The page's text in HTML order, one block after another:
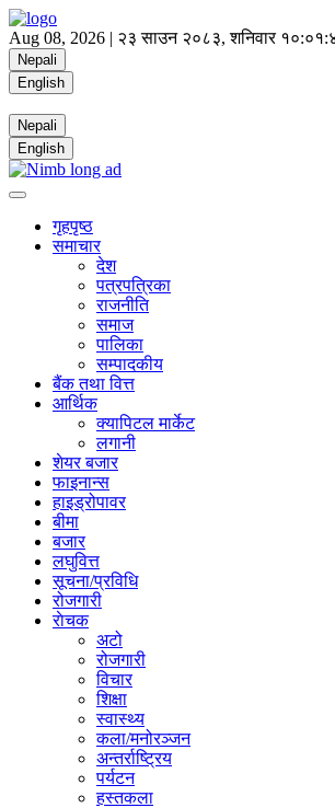
Aug 08, 2026 | २३ साउन २०८३, शनिवार
Nepali
English
Nepali
English
गृहपृष्ठ
समाचार
देश
पत्रपत्रिका
राजनीति
समाज
पालिका
सम्पादकीय
बैंक तथा वित्त
आर्थिक
क्यापिटल मार्केट
लगानी
शेयर बजार
फाइनान्स
हाइड्रोपावर
बीमा
बजार
लघुवित्त
सूचना/प्रविधि
रोजगारी
राेचक
अटो
रोजगारी
विचार
शिक्षा
स्वास्थ्य
कला/मनोरञ्जन
अन्तर्राष्ट्रिय
पर्यटन
हस्तकला